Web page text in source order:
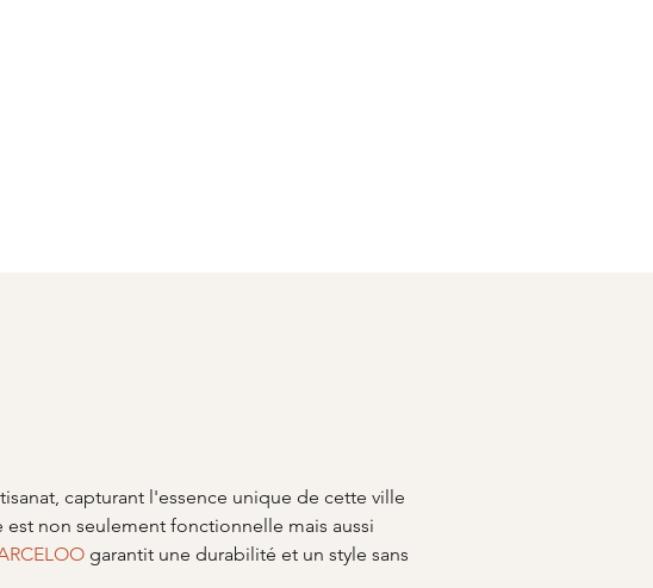
capturant l'essence unique de cette ville
non seulement fonctionnelle mais aussi
garantit une durabilité et un style sans